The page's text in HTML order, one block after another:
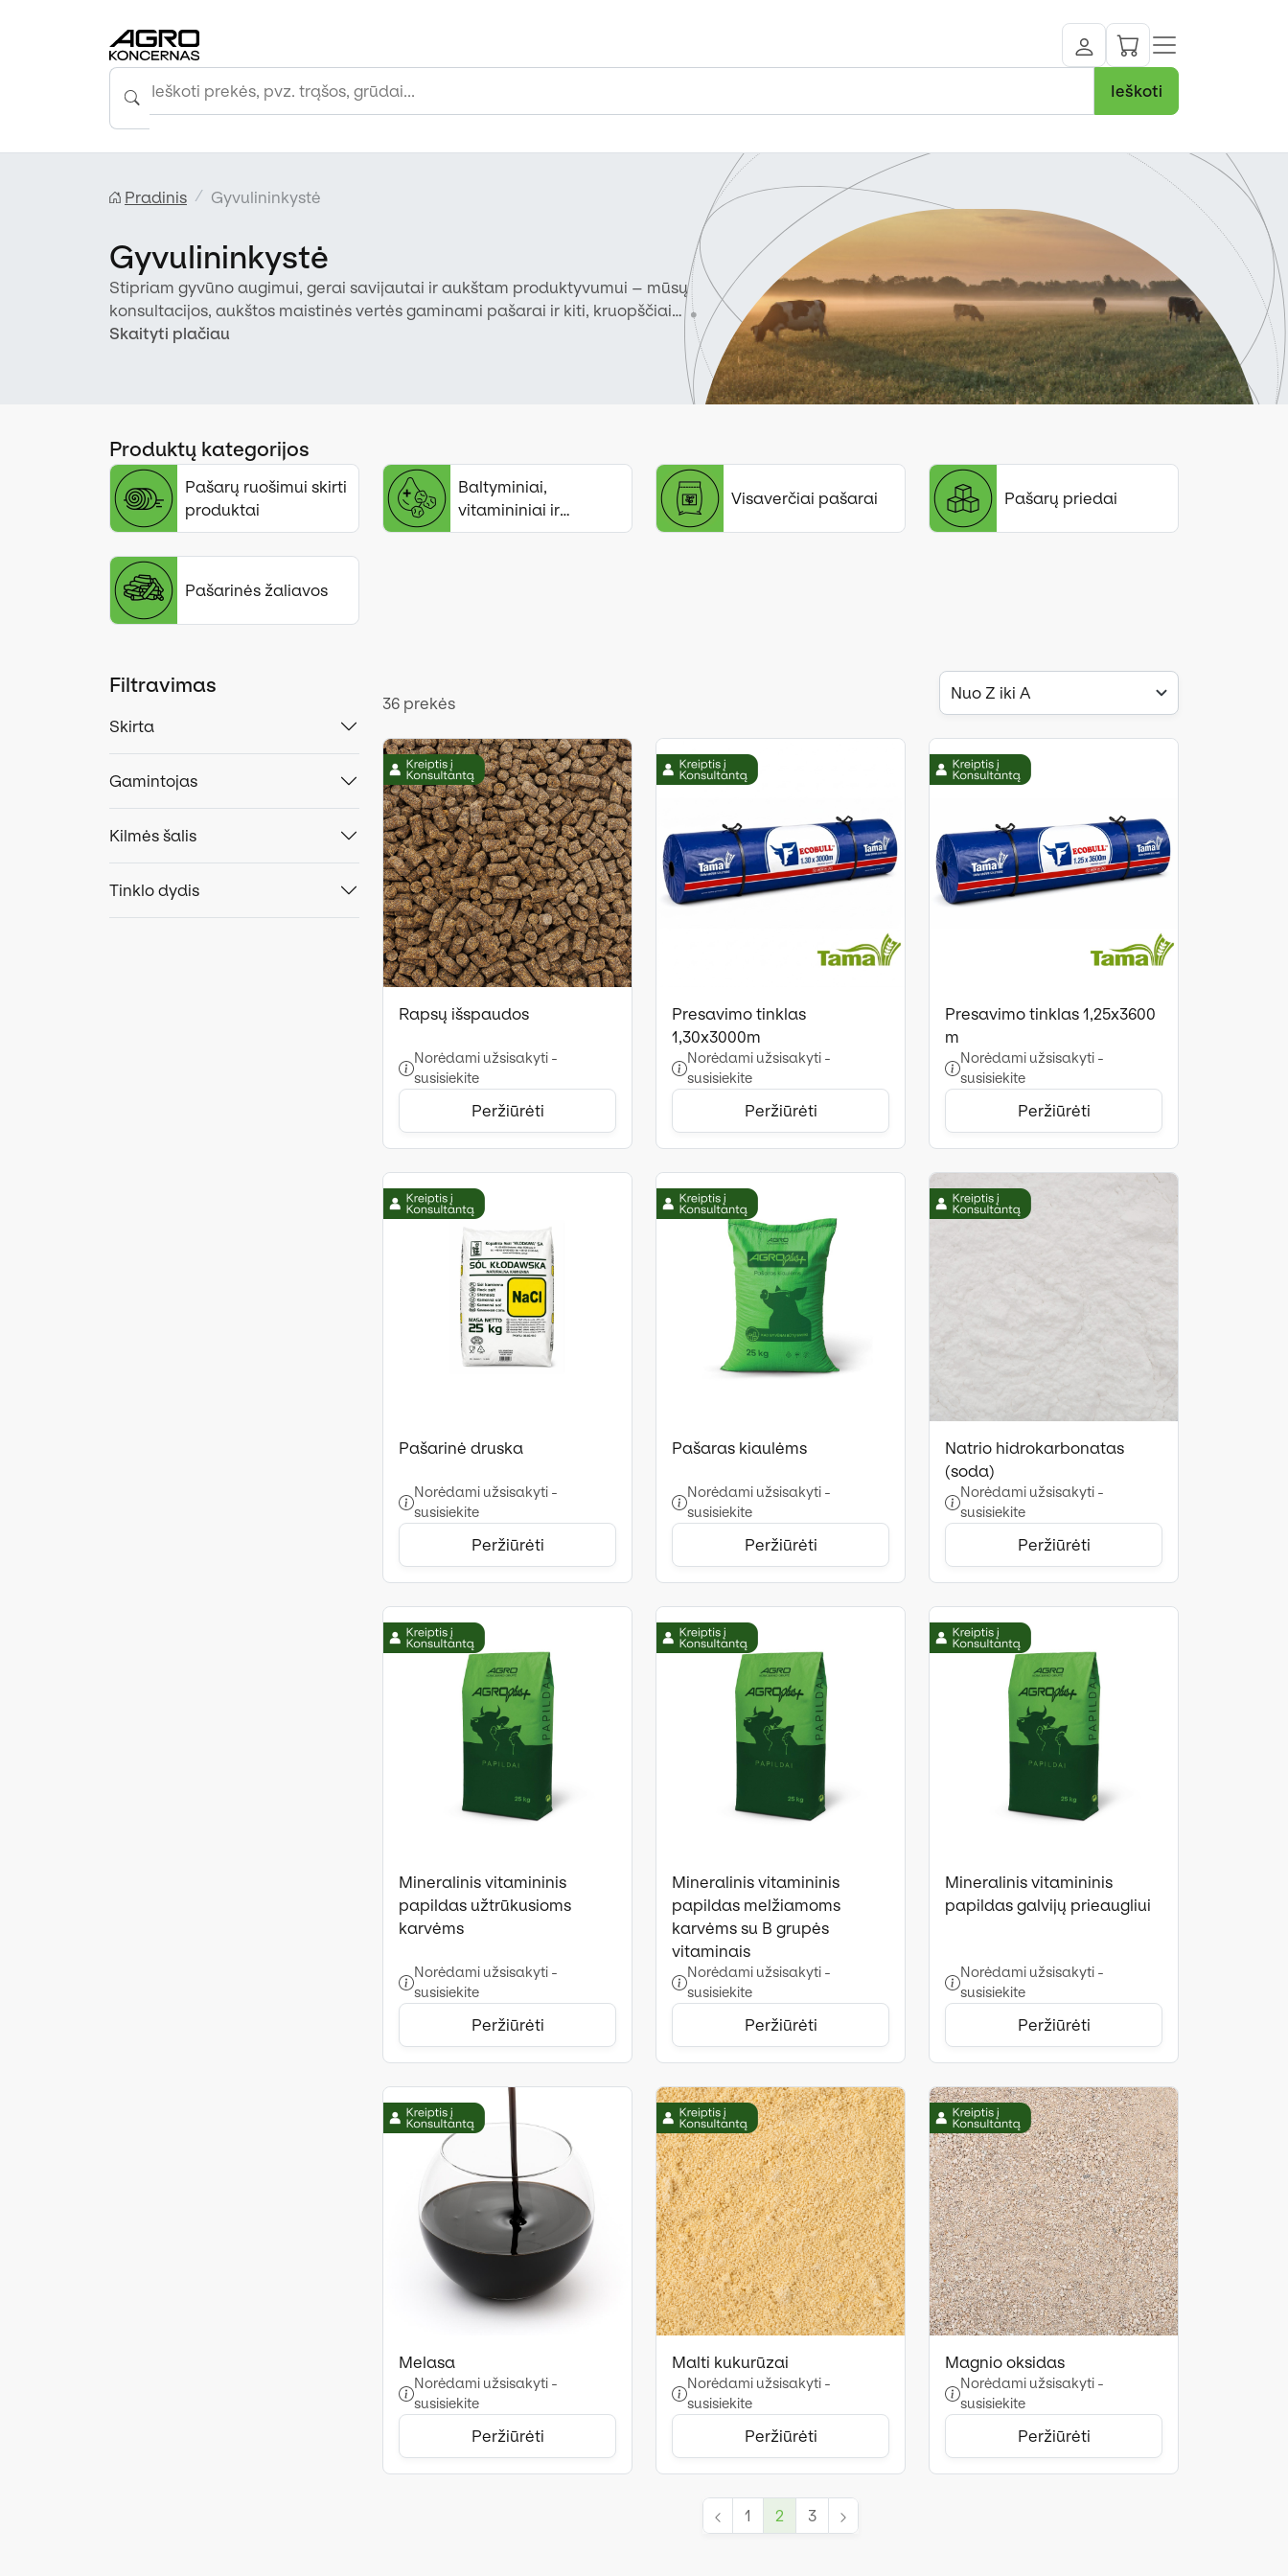
Ieškoti
Pradinis Gyvulininkystė
Gyvulininkystė
Stipriam gyvūno augimui, gerai savijautai ir aukštam produktyvumui – mūsų
konsultacijos, aukštos maistinės vertės gaminami pašarai ir kiti, kruopščiai
atrinkti produktai.
Skaityti plačiau
Produktų kategorijos
Pašarų ruošimui skirti
produktai
Baltyminiai,
vitamininiai ir
mineraliniai papildai
Visaverčiai pašarai Pašarų priedai
Pašarinės žaliavos
Filtravimas
Skirta
Gamintojas
Kilmės šalis
Tinklo dydis
36 prekės
Nuo Z iki A
Rapsų išspaudos
Norėdami užsisakyti -
susisiekite
Peržiūrėti
Presavimo tinklas
1,30x3000m
Norėdami užsisakyti -
susisiekite
Peržiūrėti
Presavimo tinklas 1,25x3600
m
Norėdami užsisakyti -
susisiekite
Peržiūrėti
Pašarinė druska
Norėdami užsisakyti -
susisiekite
Peržiūrėti
Pašaras kiaulėms
Norėdami užsisakyti -
susisiekite
Peržiūrėti
Natrio hidrokarbonatas
(soda)
Norėdami užsisakyti -
susisiekite
Peržiūrėti
Mineralinis vitamininis
papildas užtrūkusioms
karvėms
Norėdami užsisakyti -
susisiekite
Peržiūrėti
Mineralinis vitamininis
papildas melžiamoms
karvėms su B grupės
vitaminais
Norėdami užsisakyti -
susisiekite
Peržiūrėti
Mineralinis vitamininis
papildas galvijų prieaugliui
Norėdami užsisakyti -
susisiekite
Peržiūrėti
Melasa
Norėdami užsisakyti -
susisiekite
Peržiūrėti
Malti kukurūzai
Norėdami užsisakyti -
susisiekite
Peržiūrėti
Magnio oksidas
Norėdami užsisakyti -
susisiekite
Peržiūrėti
1 2 3